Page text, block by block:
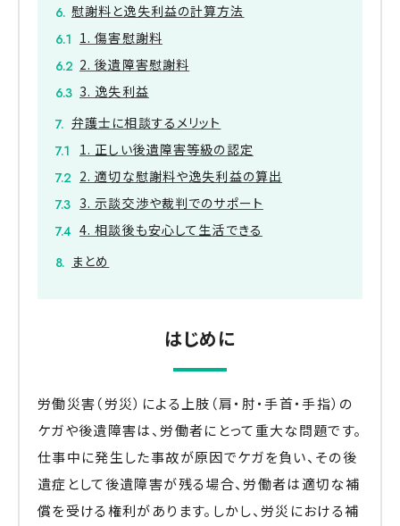
慰謝料と逸失利益の計算方法
1. 傷害慰謝料
2. 後遺障害慰謝料
3. 逸失利益
弁護士に相談するメリット
1. 正しい後遺障害等級の認定
2. 適切な慰謝料や逸失利益の算出
3. 示談交渉や裁判でのサポート
4. 相談後も安心して生活できる
まとめ
はじめに
労働災害（労災）による上肢（肩・肘・手首・手指）の
ケガや後遺障害は、労働者にとって重大な問題です。
仕事中に発生した事故が原因でケガを負い、その後
遺症として後遺障害が残る場合、労働者は適切な補
償を受ける権利があります。しかし、労災における補